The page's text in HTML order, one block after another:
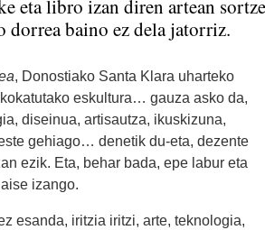
eta libro izan diren artean
dorrea baino ez dela jatorriz.
, Donostiako Santa Klara uharteko
eskultura… gauza asko da,
diseinua, artisautza, ikuskizuna,
gehiago… denetik du-eta, dezente
ezik. Eta, behar bada, epe labur eta
izango.
esanda, iritzia iritzi, arte, teknologia,